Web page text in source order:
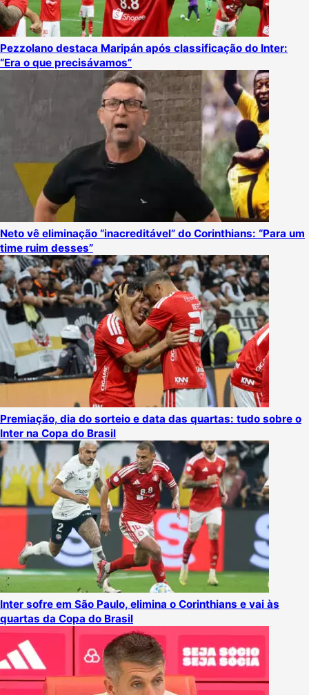
Pezzolano destaca Maripán após classificação do Inter:
“Era o que precisávamos”
Neto vê eliminação “inacreditável” do Corinthians: “Para um
time ruim desses”
Premiação, dia do sorteio e data das quartas: tudo sobre o
Inter na Copa do Brasil
Inter sofre em São Paulo, elimina o Corinthians e vai às
quartas da Copa do Brasil